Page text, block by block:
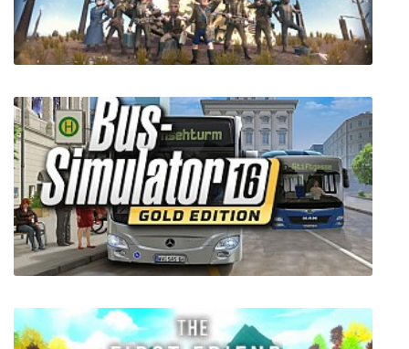
Stories of Bethem: Full Moon
Armored Battle Crew